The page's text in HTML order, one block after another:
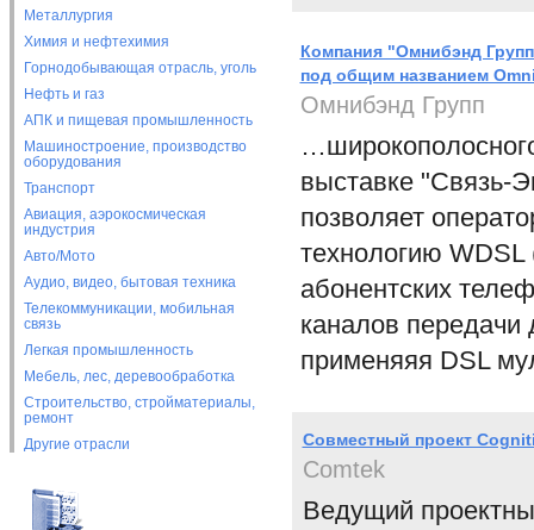
Металлургия
Химия и нефтехимия
Горнодобывающая отрасль, уголь
Нефть и газ
АПК и пищевая промышленность
Машиностроение, производство
оборудования
Транспорт
Авиация, аэрокосмическая
индустрия
Авто/Мото
Аудио, видео, бытовая техника
Телекоммуникации, мобильная
связь
Легкая промышленность
Мебель, лес, деревообработка
Строительство, стройматериалы,
ремонт
Другие отрасли
Компания "Омнибэнд
под общим названием
Омнибэнд Групп
выставке "Связь-
позволяет
технологию WDSL
абонентских
каналов
применяяя DSL
Совместный проект
Comtek
Ведущий